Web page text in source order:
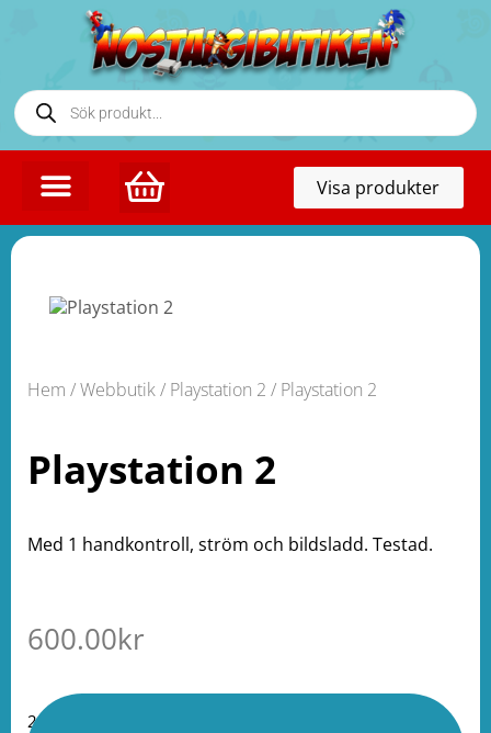
Visa produkter
Hem /Webbutik/ Playstation 2 / Playstation 2
Playstation 2
Med 1 handkontroll, ström och bildsladd. Testad.
600.00kr
2 i lager